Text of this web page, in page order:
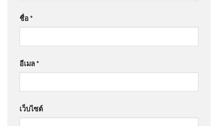
ชื่อ *
อีเมล*
เว็บไซต์